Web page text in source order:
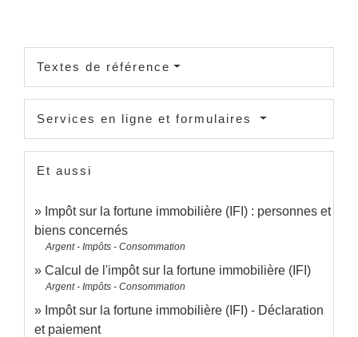
Textes de référence
Services en ligne et formulaires
Et aussi
Impôt sur la fortune immobilière (IFI) : personnes et
biens concernés
Argent - Impôts - Consommation
Calcul de l'impôt sur la fortune immobilière (IFI)
Argent - Impôts - Consommation
Impôt sur la fortune immobilière (IFI) - Déclaration
et paiement